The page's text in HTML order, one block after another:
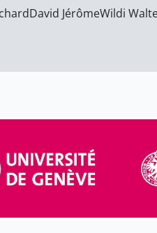
David JérômeWildi